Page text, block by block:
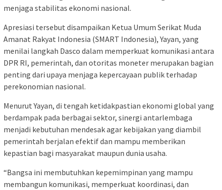
menjaga stabilitas ekonomi nasional.
Apresiasi tersebut disampaikan Ketua Umum Serikat Muda
Amanat Rakyat Indonesia (SMART Indonesia), Yayan, yang
menilai langkah Dasco dalam memperkuat komunikasi antara
DPR RI, pemerintah, dan otoritas moneter merupakan bagian
penting dari upaya menjaga kepercayaan publik terhadap
perekonomian nasional.
Menurut Yayan, di tengah ketidakpastian ekonomi global yang
berdampak pada berbagai sektor, sinergi antarlembaga
menjadi kebutuhan mendesak agar kebijakan yang diambil
pemerintah berjalan efektif dan mampu memberikan
kepastian bagi masyarakat maupun dunia usaha.
“Bangsa ini membutuhkan kepemimpinan yang mampu
membangun komunikasi, memperkuat koordinasi, dan